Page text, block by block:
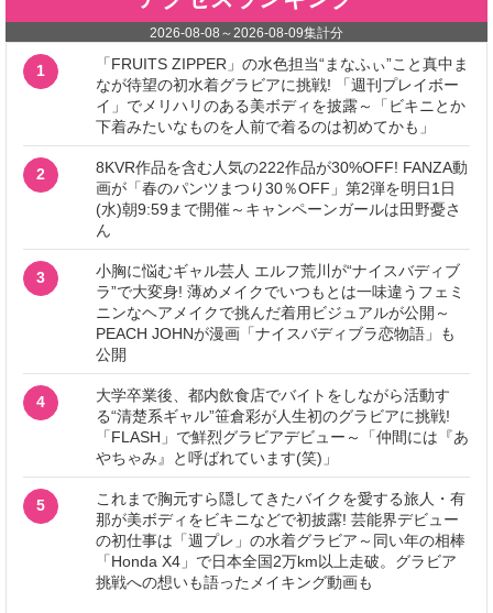
2026-08-08 ～ 2026-08-09集計分
1
「FRUITS ZIPPER」の水色担当“まなふぃ”こと真中ま
なが待望の初水着グラビアに挑戦! 「週刊プレイボー
イ」でメリハリのある美ボディを披露～「ビキニとか
下着みたいなものを人前で着るのは初めてかも」
2
8KVR作品を含む人気の222作品が30%OFF! FANZA動
画が「春のパンツまつり30％OFF」第2弾を明日1日
(水)朝9:59まで開催～キャンペーンガールは田野憂さ
ん
3
小胸に悩むギャル芸人 エルフ荒川が“ナイスバディブ
ラ”で大変身! 薄めメイクでいつもとは一味違うフェミ
ニンなヘアメイクで挑んだ着用ビジュアルが公開～
PEACH JOHNが漫画「ナイスバディブラ恋物語」も
公開
4
大学卒業後、都内飲食店でバイトをしながら活動す
る“清楚系ギャル”笹倉彩が人生初のグラビアに挑戦!
「FLASH」で鮮烈グラビアデビュー～「仲間には『あ
やちゃみ』と呼ばれています(笑)」
5
これまで胸元すら隠してきたバイクを愛する旅人・有
那が美ボディをビキニなどで初披露! 芸能界デビュー
の初仕事は「週プレ」の水着グラビア～同い年の相棒
「Honda X4」で日本全国2万km以上走破。グラビア
挑戦への想いも語ったメイキング動画も